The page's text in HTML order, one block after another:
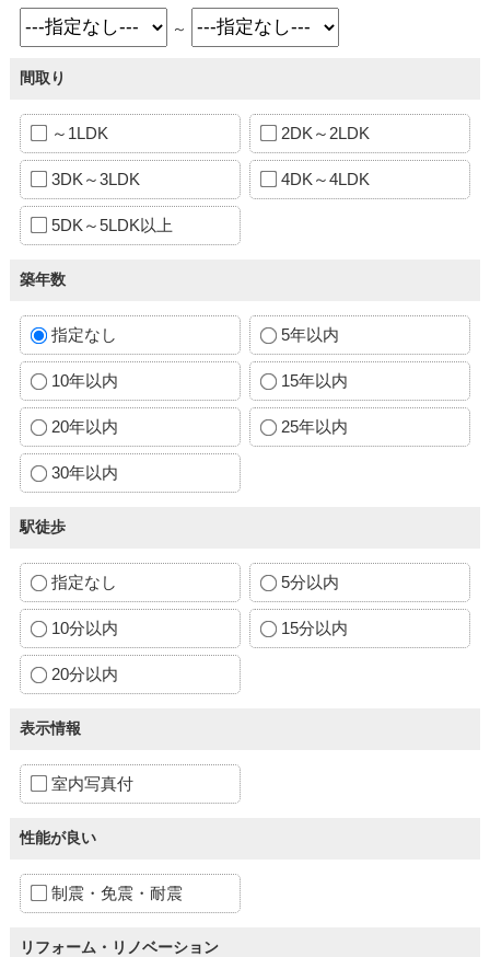
～
間取り
～1LDK 2DK～2LDK
3DK～3LDK 4DK～4LDK
5DK～5LDK以上
築年数
指定なし 5年以内
10年以内 15年以内
20年以内 25年以内
30年以内
駅徒歩
指定なし 5分以内
10分以内 15分以内
20分以内
表示情報
室内写真付
性能が良い
制震・免震・耐震
リフォーム・リノベーション